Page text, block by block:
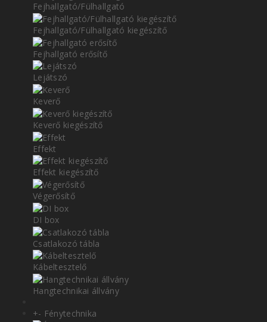
Fejhallgató/Fülhallgató
Fejhallgató/Fülhallgató kiegészítő
Fejhallgató erősítő
Lejátszó
Keverő
Keverő kiegészítő
Effekt
Effekt kiegészítő
Végerősítő
DI box
Csatlakozó tábla
Kábeltesztelő
Hangtechnikai állvány
+- Fénytechnika